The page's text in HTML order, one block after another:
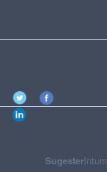
SugesterIntum